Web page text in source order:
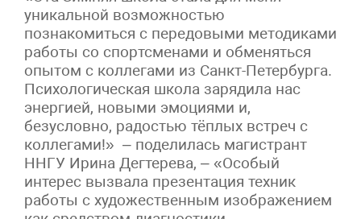
уникальной возможностью
познакомиться с передовыми методиками
работы со спортсменами и обменяться
опытом с коллегами из Санкт-Петербурга.
Психологическая школа зарядила нас
энергией, новыми эмоциями и,
безусловно, радостью тёплых встреч с
коллегами!» – поделилась магистрант
ННГУ Ирина Дегтерева, – «Особый
интерес вызвала презентация техник
работы с художественным изображением